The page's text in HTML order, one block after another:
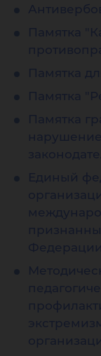
Памятка
Памятка
Памятка
Памятка
Единый